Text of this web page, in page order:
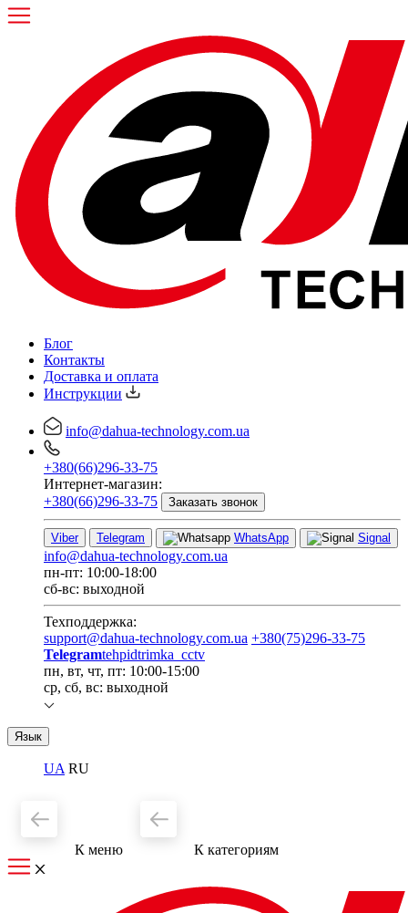
Блог
Контакты
Доставка и оплата
Инструкции
info@dahua-technology.com.ua
+380(66)296-33-75
Интернет-магазин:
+380(66)296-33-75
Заказать звонок
Viber Telegram WhatsApp Signal
info@dahua-technology.com.ua
пн-пт: 10:00-18:00
сб-вс: выходной
Техподдержка:
support@dahua-technology.com.ua +380(75)296-33-75
Telegramtehpidtrimka_cctv
пн, вт, чт, пт: 10:00-15:00
ср, сб, вс: выходной
Язык
UA RU
К меню К категориям